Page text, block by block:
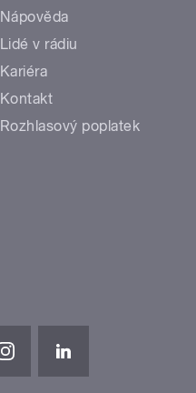
Nápověda
Lidé v rádiu
Kariéra
Kontakt
Rozhlasový poplatek